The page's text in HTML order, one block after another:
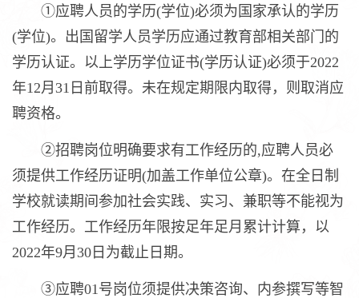
①应聘人员的学历(学位)必须为国家承认的学历
(学位)。出国留学人员学历应通过教育部相关部门的
学历认证。以上学历学位证书(学历认证)必须于2022
年12月31日前取得。未在规定期限内取得，则取消应
聘资格。
②招聘岗位明确要求有工作经历的,应聘人员必
须提供工作经历证明(加盖工作单位公章)。在全日制
学校就读期间参加社会实践、实习、兼职等不能视为
工作经历。工作经历年限按足年足月累计计算，以
2022年9月30日为截止日期。
③应聘01号岗位须提供决策咨询、内参撰写等智